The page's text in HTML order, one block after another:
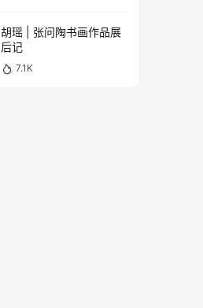
胡瑶 | 张问陶书画作品展
后记
7.1K